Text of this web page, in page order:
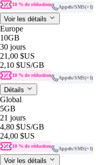
10 % de réduction Appels/SMS(+1)
Voir les détails
Europe
10GB
30 jours
21,00 $US
2,10 $US/GB
10 % de réduction Appels/SMS(+1)
Détails
Global
5GB
21 jours
4,80 $US/GB
24,00 $US
10 % de réduction Appels/SMS(+1)
Voir les détails